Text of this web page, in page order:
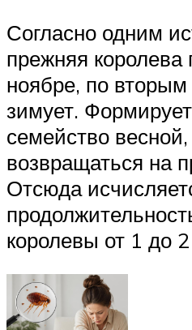
Согласно одним
прежняя королева
ноябре, по вторым
зимует.
семейство
возвращаться на
Отсюда
королевы от 1 до